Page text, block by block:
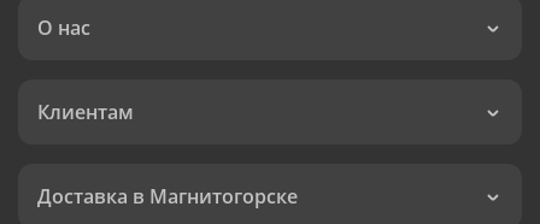
О нас
Клиентам
Доставка в Магнитогорске